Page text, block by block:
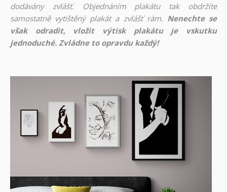
dodávány zvlášť. Objednáním plakátu tak obdržíte
samostatně vytištěný plakát a zvlášť rám. Nenechte se
však odradit, vložit výtisk plakátu je vskutku
jednoduché. Zvládne to opravdu každý!